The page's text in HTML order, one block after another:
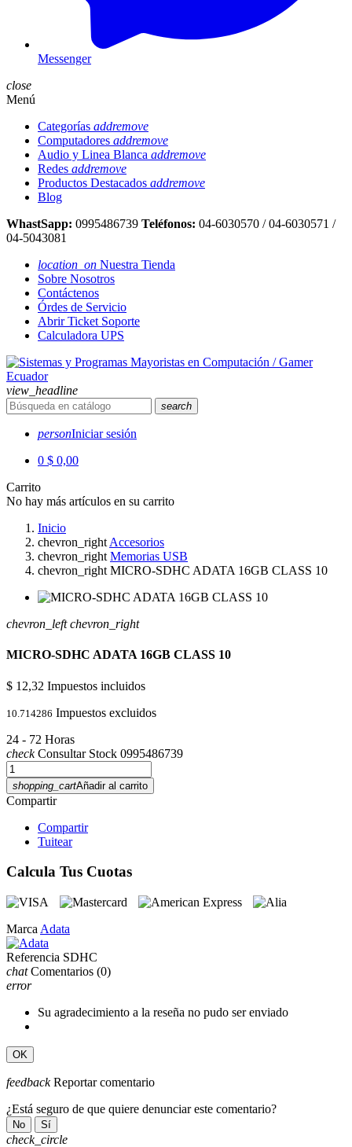
Messenger
close
Menú
Categorías addremove
Computadores addremove
Audio y Linea Blanca addremove
Redes addremove
Productos Destacados addremove
Blog
WhastSapp: 0995486739 Teléfonos: 04-6030570 / 04-6030571 /
04-5043081
location_on Nuestra Tienda
Sobre Nosotros
Contáctenos
Órdes de Servicio
Abrir Ticket Soporte
Calculadora UPS
view_headline
search
personIniciar sesión
0 $ 0,00
Carrito
No hay más artículos en su carrito
Inicio
chevron_right Accesorios
chevron_right Memorias USB
chevron_right MICRO-SDHC ADATA 16GB CLASS 10
chevron_left chevron_right
MICRO-SDHC ADATA 16GB CLASS 10
$ 12,32 Impuestos incluidos
10.714286 Impuestos excluidos
24 - 72 Horas
checkConsultar Stock 0995486739
shopping_cartAñadir al carrito
Compartir
Compartir
Tuitear
Calcula Tus Cuotas
Marca Adata
Referencia SDHC
chat Comentarios (0)
error
Su agradecimiento a la reseña no pudo ser enviado
OK
feedback Reportar comentario
¿Está seguro de que quiere denunciar este comentario?
No Sí
check_circle